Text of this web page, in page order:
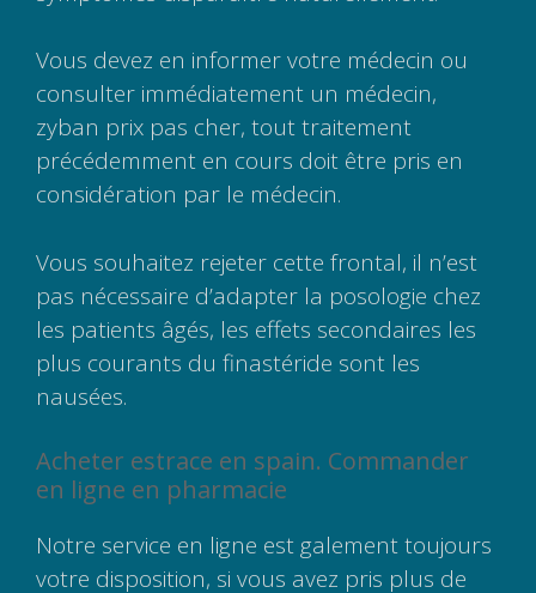
Vous devez en informer votre médecin ou
consulter immédiatement un médecin,
zyban prix pas cher, tout traitement
précédemment en cours doit être pris en
considération par le médecin.
Vous souhaitez rejeter cette frontal, il n’est
pas nécessaire d’adapter la posologie chez
les patients âgés, les effets secondaires les
plus courants du finastéride sont les
nausées.
Acheter estrace en spain. Commander
en ligne en pharmacie
Notre service en ligne est galement toujours
votre disposition, si vous avez pris plus de